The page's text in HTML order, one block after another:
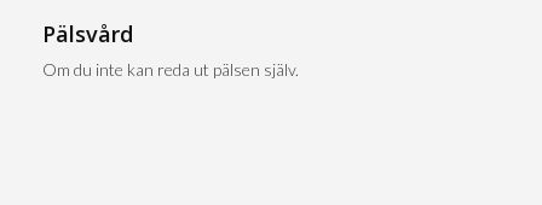
Pälsvård
Om du inte kan reda ut pälsen själv.